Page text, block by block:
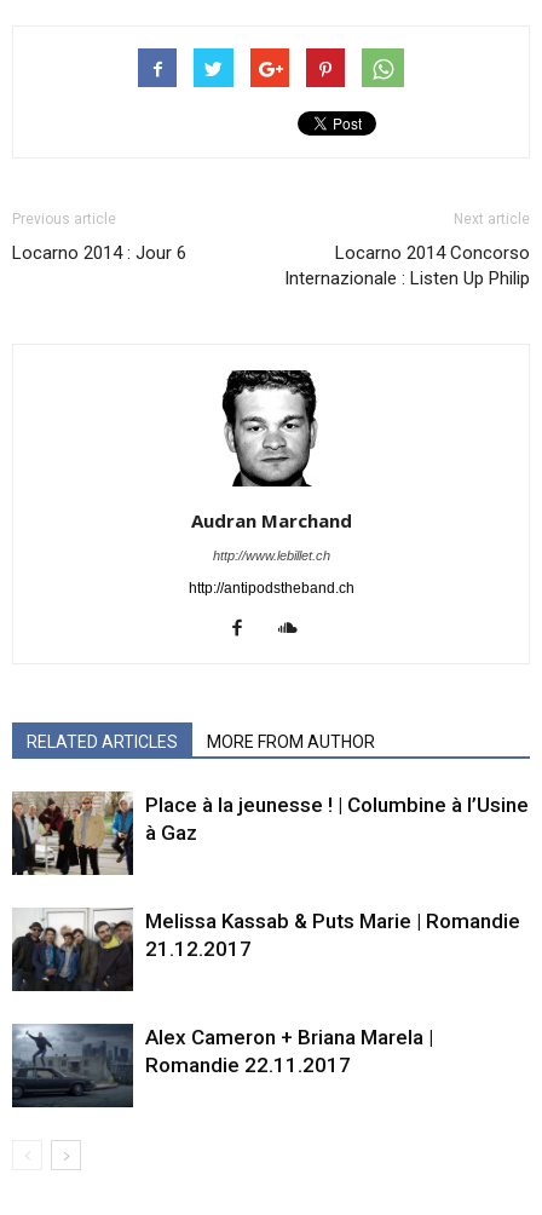
Previous article
Locarno 2014 : Jour 6
Next article
Locarno 2014 Concorso
Internazionale : Listen Up Philip
Audran Marchand
http://www.lebillet.ch
http://antipodstheband.ch
RELATED ARTICLES MORE FROM AUTHOR
Place à la jeunesse ! | Columbine à l’Usine
à Gaz
Melissa Kassab & Puts Marie | Romandie
21.12.2017
Alex Cameron + Briana Marela |
Romandie 22.11.2017